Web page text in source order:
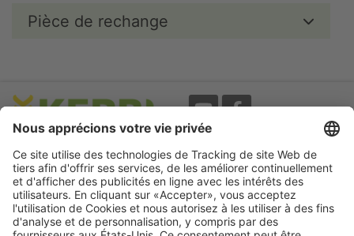
Pièce de rechange
Evènements
Newsletter
Termes d'utilisation
A propos
Mentions légales
CGV
Protection des données
Garantie